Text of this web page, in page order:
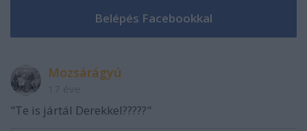
Mozsárágyú
"Te is jártál Derekkel?????"